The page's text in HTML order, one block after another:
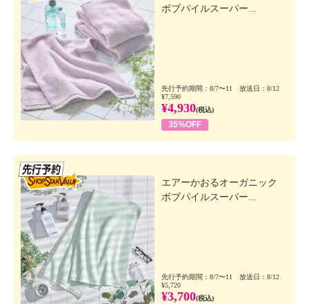
ボブパイルスーパー...
先行予約期間：8/7〜11 放送日：8/12
¥7,590
¥4,930(税込)
35%OFF
エアーかおるオーガニック
ボブパイルスーパー...
先行予約期間：8/7〜11 放送日：8/12
¥5,720
¥3,700(税込)